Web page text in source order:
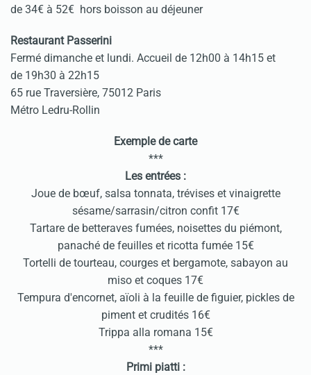
de 34€ à 52€ hors boisson au déjeuner
Restaurant Passerini
Fermé dimanche et lundi. Accueil de 12h00 à 14h15 et
de 19h30 à 22h15
65 rue Traversière, 75012 Paris
Métro Ledru-Rollin
Exemple de carte
***
Les entrées :
Joue de bœuf, salsa tonnata, trévises et vinaigrette
sésame/sarrasin/citron confit 17€
Tartare de betteraves fumées, noisettes du piémont,
panaché de feuilles et ricotta fumée 15€
Tortelli de tourteau, courges et bergamote, sabayon au
miso et coques 17€
Tempura d'encornet, aïoli à la feuille de figuier, pickles de
piment et crudités 16€
Trippa alla romana 15€
***
Primi piatti :